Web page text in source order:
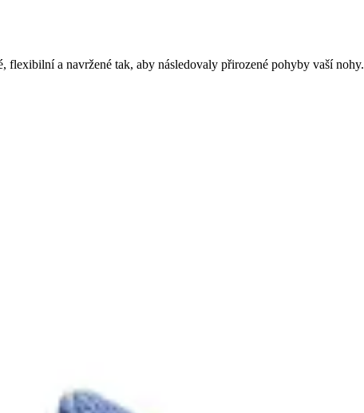
a navržené tak, aby následovaly přirozené pohyby vaší nohy.